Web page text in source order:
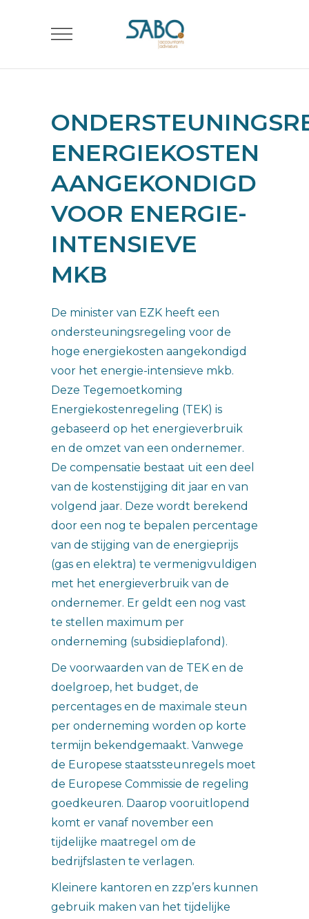
ENERGIEKOSTEN
AANGEKONDIGD
VOOR ENERGIE-
INTENSIEVE
MKB
De minister van EZK heeft een
ondersteuningsregeling voor de
hoge energiekosten aangekondigd
voor het energie-intensieve mkb.
Deze Tegemoetkoming
Energiekostenregeling (TEK) is
gebaseerd op het energieverbruik
en de omzet van een ondernemer.
De compensatie bestaat uit een deel
van de kostenstijging dit jaar en van
volgend jaar. Deze wordt berekend
door een nog te bepalen percentage
van de stijging van de energieprijs
(gas en elektra) te vermenigvuldigen
met het energieverbruik van de
ondernemer. Er geldt een nog vast
te stellen maximum per
onderneming (subsidieplafond).
De voorwaarden van de TEK en de
doelgroep, het budget, de
percentages en de maximale steun
per onderneming worden op korte
termijn bekendgemaakt. Vanwege
de Europese staatssteunregels moet
de Europese Commissie de regeling
goedkeuren. Daarop vooruitlopend
komt er vanaf november een
tijdelijke maatregel om de
bedrijfslasten te verlagen.
Kleinere kantoren en zzp’ers kunnen
gebruik maken van het tijdelijke